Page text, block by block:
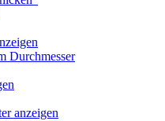
Durchmesser
anzeigen